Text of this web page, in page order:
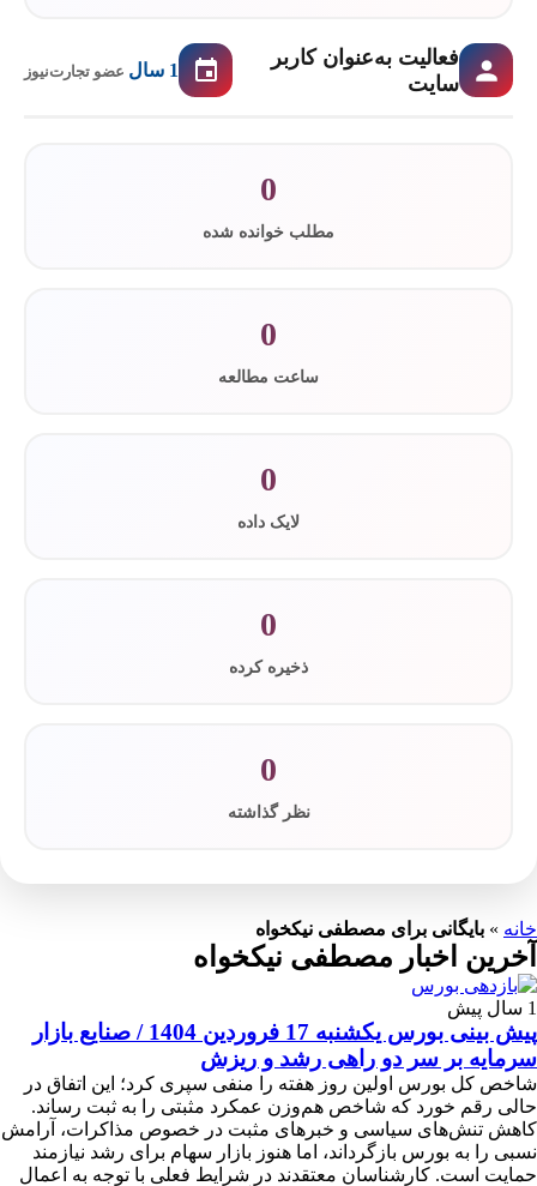
فعالیت به‌عنوان کاربر
سایت
1 سال عضو تجارت‌نیوز
0
مطلب خوانده شده
0
ساعت مطالعه
0
لایک داده
0
ذخیره کرده
0
نظر گذاشته
خانه » بایگانی برای مصطفی نیکخواه
آخرین اخبار مصطفی نیکخواه
1 سال پیش
پیش بینی بورس یکشنبه 17 فروردین 1404 / صنایع بازار
سرمایه بر سر دو راهی رشد و ریزش
شاخص کل بورس اولین روز هفته را منفی سپری کرد؛ این اتفاق در
حالی رقم خورد که شاخص‌ هم‌وزن عمکرد مثبتی را به ثبت رساند.
کاهش تنش‌های سیاسی و خبرهای مثبت در خصوص مذاکرات، آرامش
نسبی را به بورس بازگرداند، اما هنوز بازار سهام برای رشد نیازمند
حمایت است. کارشناسان معتقدند در شرایط فعلی با توجه به اعمال